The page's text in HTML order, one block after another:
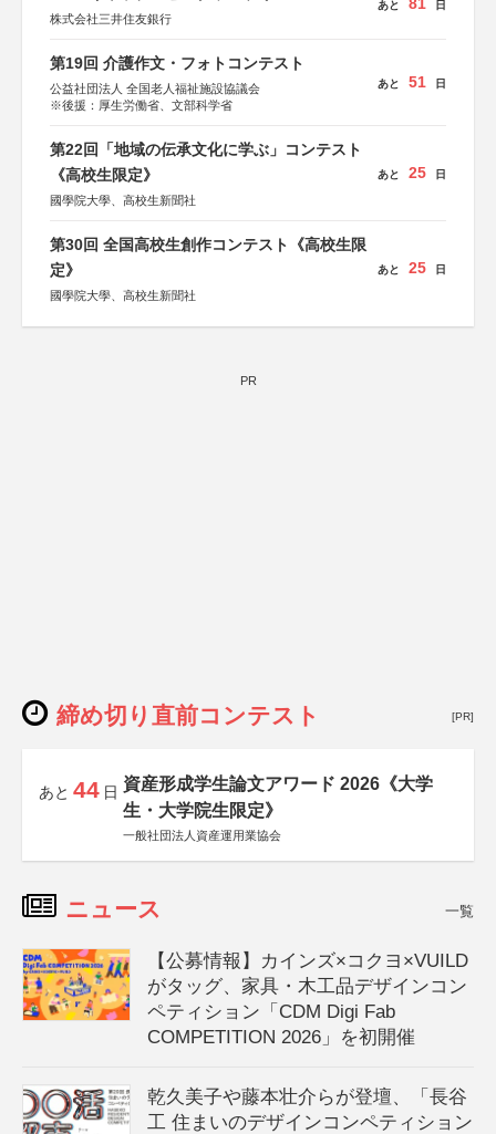
株式会社三井住友銀行
あと 日
第19回 介護作文・フォトコンテスト
公益社団法人 全国老人福祉施設協議会
※後援：厚生労働省、文部科学省
あと 51 日
第22回「地域の伝承文化に学ぶ」コンテスト
《高校生限定》
國學院大學、高校生新聞社
あと 25 日
第30回 全国高校生創作コンテスト《高校生限
定》
國學院大學、高校生新聞社
あと 25 日
PR
締め切り直前コンテスト [PR]
あと 44 日 資産形成学生論文アワード 2026《大学
生・大学院生限定》
一般社団法人資産運用業協会
ニュース 一覧
【公募情報】カインズ×コクヨ×VUILD
がタッグ、家具・木工品デザインコン
ペティション「CDM Digi Fab
COMPETITION 2026」を初開催
乾久美子や藤本壮介らが登壇、「長谷
工 住まいのデザインコンペティション